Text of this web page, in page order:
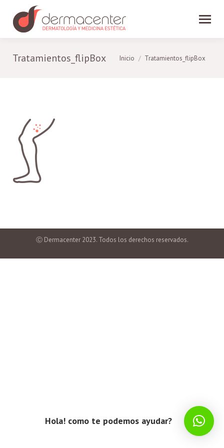
Tratamientos_flipBox Estás aquí:
Inicio Tratamientos_flipBox
Ⓒ Dermacenter 2023. Todos los derechos reservados.
Hola! como te podemos ayudar?